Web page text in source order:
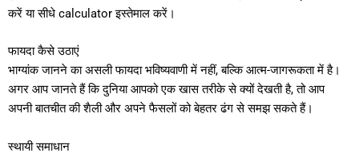
करें या सीधे calculator इस्तेमाल करें।
फायदा कैसे उठाएं
भाग्यांक जानने का असली फायदा भविष्यवाणी में नहीं, बल्कि आत्म-जागरूकता में है।
अगर आप जानते हैं कि दुनिया आपको एक खास तरीके से क्यों देखती है, तो आप
अपनी बातचीत की शैली और अपने फैसलों को बेहतर ढंग से समझ सकते हैं।
स्थायी समाधान